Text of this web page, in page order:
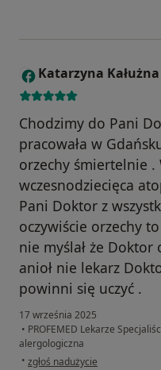
K Katarzyna Kałużna
Chodzimy do Pani
pracowała w
orzechy śmiertelnie .
wczesnodziecięca
Pani Doktor z
oczywiście orzechy
nie myślał że Doktor
anioł nie lekarz
powinni się uczyć .
17 września 2025
• PROFEMED Lekarze
alergologiczna
• w opinii użytkownika Katarzyna
zgłoś nadużycie